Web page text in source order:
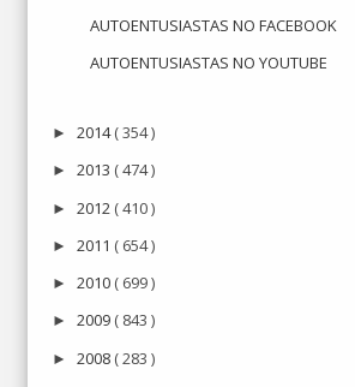
AUTOENTUSIASTAS NO FACEBOOK
AUTOENTUSIASTAS NO YOUTUBE
► 2014( 354 )
► 2013 ( 474 )
► 2012 ( 410 )
► 2011 ( 654 )
► 2010 ( 699 )
► 2009 ( 843 )
► 2008 ( 283 )